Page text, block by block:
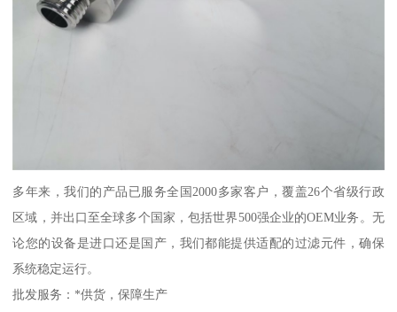
多年来，我们的产品已服务全国2000多家客户，覆盖26个省级行政
区域，并出口至全球多个国家，包括世界500强企业的OEM业务。无
论您的设备是进口还是国产，我们都能提供适配的过滤元件，确保
系统稳定运行。
批发服务：*供货，保障生产